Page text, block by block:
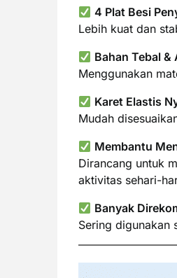
4 Plat Besi
Lebih kuat dan
Bahan Tebal &
Menggunakan
Karet Elastis
Mudah
Membantu
Dirancang untuk
aktivitas sehari-
Banyak
Sering digunakan